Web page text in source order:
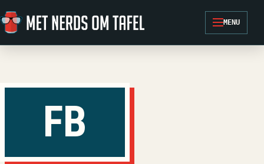
Ga naar de inhoud
MENU
FB